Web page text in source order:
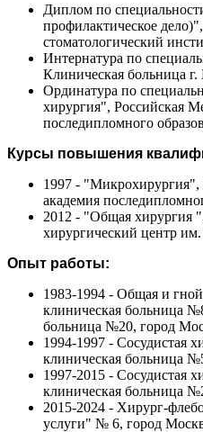
Диплом по
профилактическое
стоматологический
Интернатура по
Клиническая больница
Ординатура по
хирургия", Российская
последипломного
Курсы повышения
1997 - "Микрохирургия",
академия
2012 - "Общая хирургия
хирургический центр
Опыт работы:
1983-1994 - Общая и
клиническая больница
больница №20, город
1994-1997 - Сосудистая
клиническая больница
1997-2015 - Сосудистая
клиническая больница
2015-2024 - Хирург-
услуги" № 6, город